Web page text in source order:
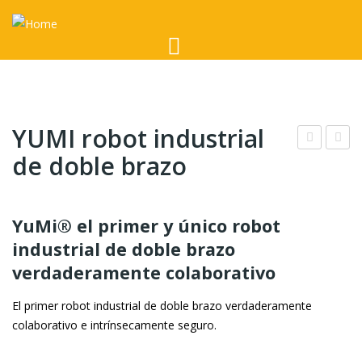
YUMI robot industrial
de doble brazo
YuMi® el primer y único robot
industrial de doble brazo
verdaderamente colaborativo
El primer robot industrial de doble brazo verdaderamente
colaborativo e intrínsecamente seguro.